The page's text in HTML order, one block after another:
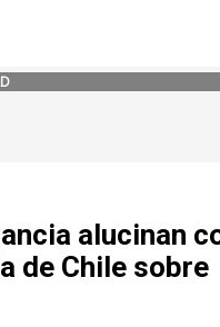
alucinan
de Chile sobre